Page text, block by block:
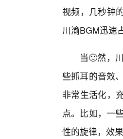
视频，几秒钟
川渝BGM迅速
当🙂然，
些抓耳的音效
非常生活化，
点。比如，一
性的旋律，效果